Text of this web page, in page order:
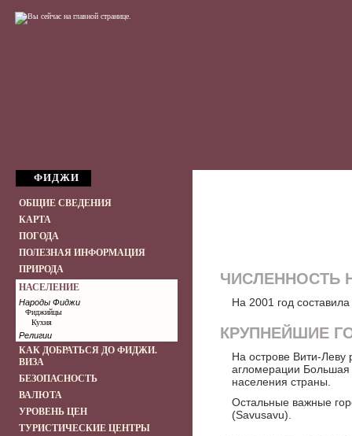
ФИДЖИ
ОБЩИЕ СВЕДЕНИЯ
КАРТА
ПОГОДА
ПОЛЕЗНАЯ ИНФОРМАЦИЯ
ПРИРОДА
НАСЕЛЕНИЕ
Народы Фиджи
Фиджийцы
Кухня
Религии
КАК ДОБРАТЬСЯ ДО ФИДЖИ.
ВИЗА
БЕЗОПАСНОСТЬ
ВАЛЮТА
УРОВЕНЬ ЦЕН
ТУРИСТИЧЕСКИЕ ЦЕНТРЫ
ЧИСЛЕННОСТЬ
На 2001 год
КРУПНЕЙШИЕ
На острове Вити-Леву
агломерации Большая
населения страны.
Остальные важные
(Savusavu).